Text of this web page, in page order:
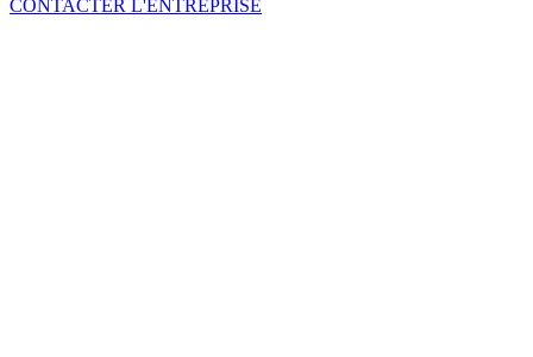
CONTACTER L'ENTREPRISE